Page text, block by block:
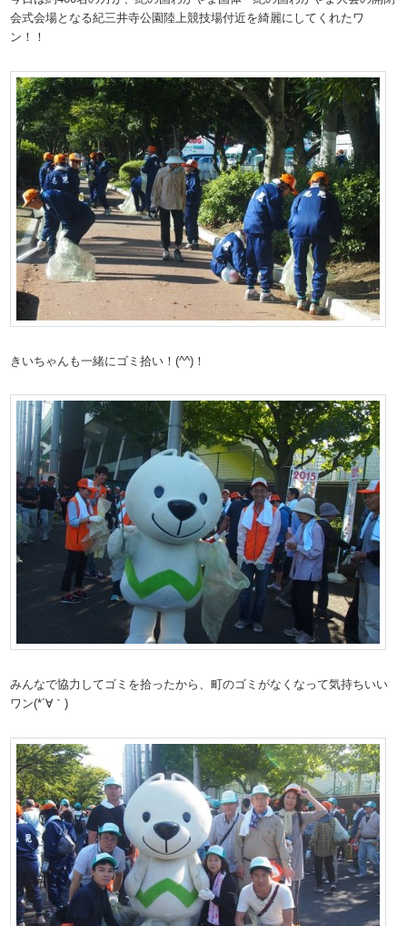
会式会場となる紀三井寺公園陸上競技場付近を綺麗にしてくれたワ
ン！！
きいちゃんも一緒にゴミ拾い！(^^)！
みんなで協力してゴミを拾ったから、町のゴミがなくなって気持ちいい
ワン(*´∀｀)